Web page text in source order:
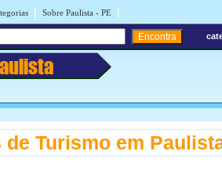
| Sobre Paulista - PE |
de Turismo em